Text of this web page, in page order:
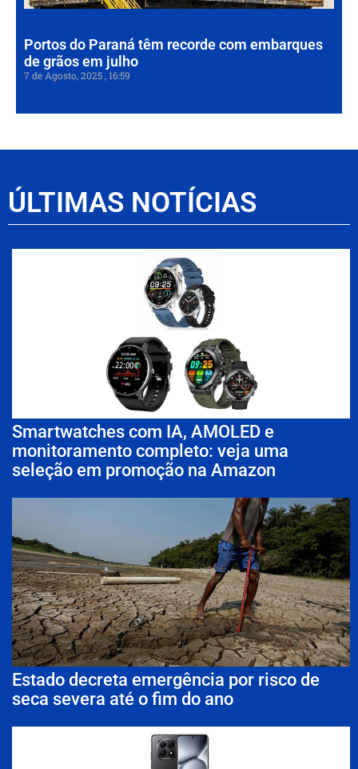
Portos do Paraná têm recorde com embarques
de grãos em julho
7 de Agosto, 2025 16:59
ÚLTIMAS NOTÍCIAS
Smartwatches com IA, AMOLED e
monitoramento completo: veja uma
seleção em promoção na Amazon
Estado decreta emergência por risco de
seca severa até o fim do ano